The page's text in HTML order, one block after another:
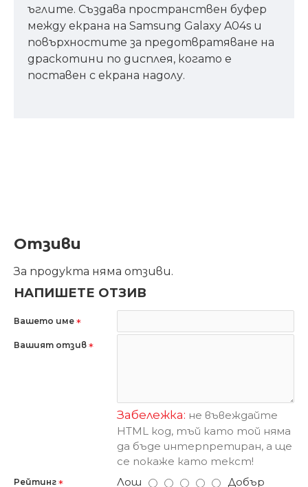
ъглите. Създава пространствен буфер
между екрана на Samsung Galaxy A04s и
повърхностите за предотвратяване на
драскотини по дисплея, когато е
поставен с екрана надолу.
Отзиви
За продукта няма отзиви.
НАПИШЕТЕ ОТЗИВ
Вашето име
Вашият отзив
Забележка: не въвеждайте
HTML код, тъй като той няма
да бъде интерпретиран, а ще
се покаже като текст!
Рейтинг Лош Добър